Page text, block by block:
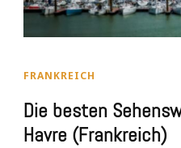
FRANKREICH
Die besten
Havre (Frankreich)